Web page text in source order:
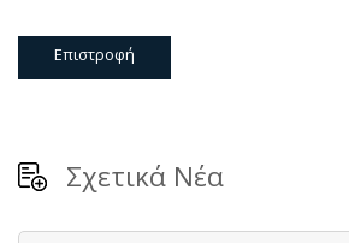
Επιστροφή
Σχετικά Νέα